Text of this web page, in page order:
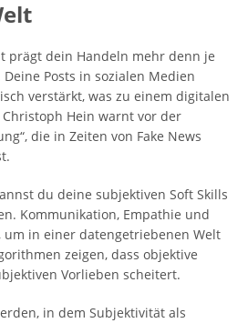
prägt dein Handeln mehr denn je
Posts in sozialen Medien
verstärkt, was zu einem digitalen
Hein warnt vor der
die in Zeiten von Fake News
du deine subjektiven Soft Skills
Kommunikation, Empathie und
in einer datengetriebenen Welt
zeigen, dass objektive
Vorlieben scheitert.
in dem Subjektivität als